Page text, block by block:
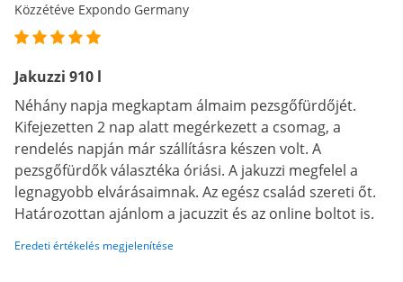
Közzétéve Expondo Germany
Jakuzzi 910 l
Néhány napja megkaptam álmaim pezsgőfürdőjét.
Kifejezetten 2 nap alatt megérkezett a csomag, a
rendelés napján már szállításra készen volt. A
pezsgőfürdők választéka óriási. A jakuzzi megfelel a
legnagyobb elvárásaimnak. Az egész család szereti őt.
Határozottan ajánlom a jacuzzit és az online boltot is.
Eredeti értékelés megjelenítése